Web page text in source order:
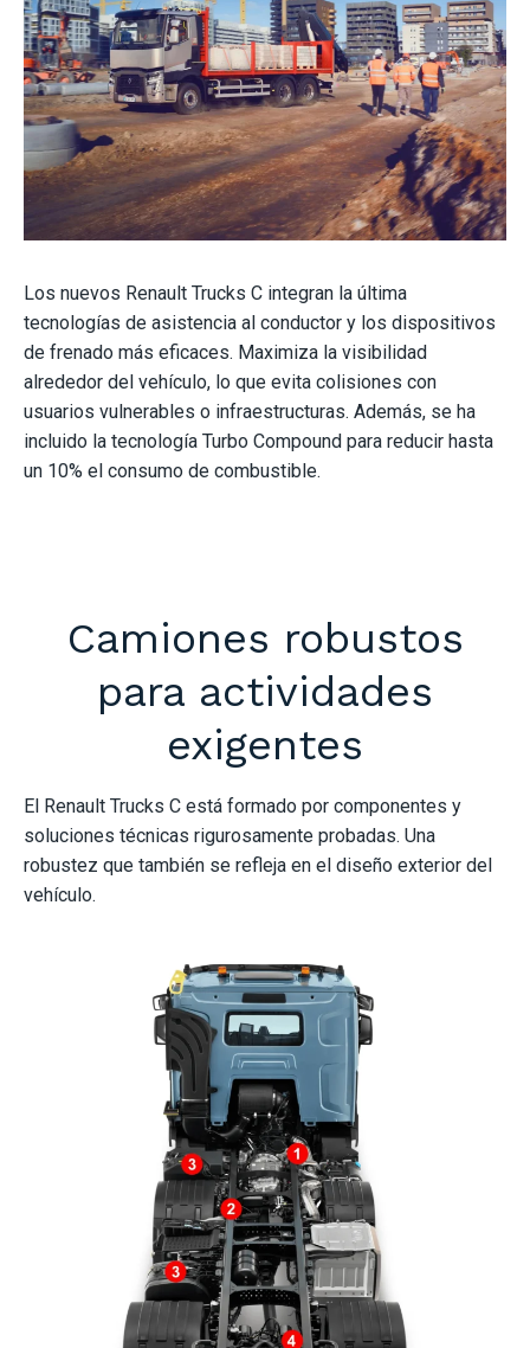
Los nuevos Renault Trucks C integran la última
tecnologías de asistencia al conductor y los dispositivos
de frenado más eficaces. Maximiza la visibilidad
alrededor del vehículo, lo que evita colisiones con
usuarios vulnerables o infraestructuras. Además, se ha
incluido la tecnología Turbo Compound para reducir hasta
un 10% el consumo de combustible.
Camiones robustos
para actividades
exigentes
El Renault Trucks C está formado por componentes y
soluciones técnicas rigurosamente probadas. Una
robustez que también se refleja en el diseño exterior del
vehículo.